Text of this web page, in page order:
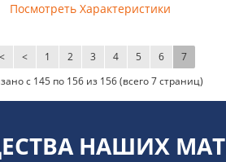
Посмотреть Характеристики
< 1 2 3 4 5 6 7
с 145 по 156 из 156 (всего 7 страниц)
НАШИХ